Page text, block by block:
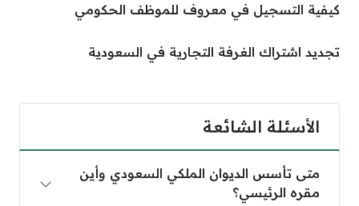
كيفية التسجيل في معروف للموظف الحكومي
تجديد اشتراك الغرفة التجارية في السعودية
الأسئلة الشائعة
متى تأسس الديوان الملكي السعودي وأين
مقره الرئيسي؟